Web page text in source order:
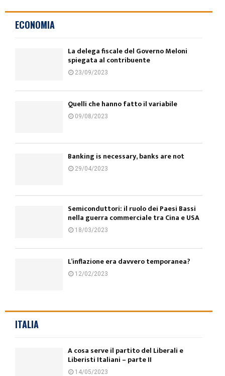
ECONOMIA
La delega fiscale del Governo Meloni
spiegata al contribuente
23/09/2023
Quelli che hanno fatto il variabile
09/08/2023
Banking is necessary, banks are not
29/04/2023
Semiconduttori: il ruolo dei Paesi Bassi
nella guerra commerciale tra Cina e USA
18/03/2023
L’inflazione era davvero temporanea?
12/02/2023
ITALIA
A cosa serve il partito del Liberali e
Liberisti Italiani – parte II
14/05/2023